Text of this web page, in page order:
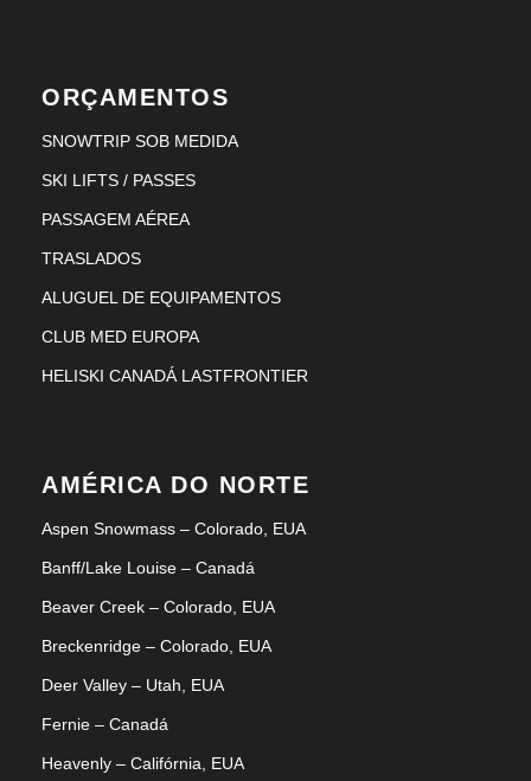
ORÇAMENTOS
SNOWTRIP SOB MEDIDA
SKI LIFTS / PASSES
PASSAGEM AÉREA
TRASLADOS
ALUGUEL DE EQUIPAMENTOS
CLUB MED EUROPA
HELISKI CANADÁ LASTFRONTIER
AMÉRICA DO NORTE
Aspen Snowmass – Colorado, EUA
Banff/Lake Louise – Canadá
Beaver Creek – Colorado, EUA
Breckenridge – Colorado, EUA
Deer Valley – Utah, EUA
Fernie – Canadá
Heavenly – Califórnia, EUA